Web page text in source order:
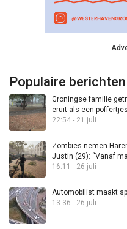
Populaire berichten
Groningse familie
eruit als een
22:54 - 21 juli
Zombies nemen
Justin (29): “Vanaf
16:11 - 26 juli
Automobilist maakt
13:36 - 26 juli